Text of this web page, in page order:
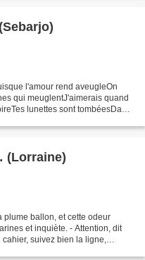
l'amour rend aveugleOn
qui meuglentJ'aimerais quand
lunettes sont tombéesDans
(Lorraine)
plume ballon, et cette odeur
et inquiète. - Attention, dit
suivez bien la ligne,